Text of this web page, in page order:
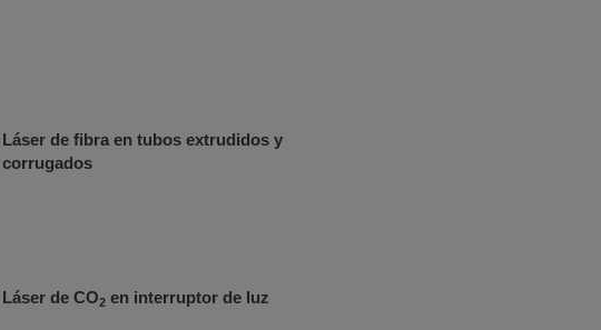
Láser de fibra en tubos extrudidos y
corrugados
Láser de CO2 en interruptor de luz